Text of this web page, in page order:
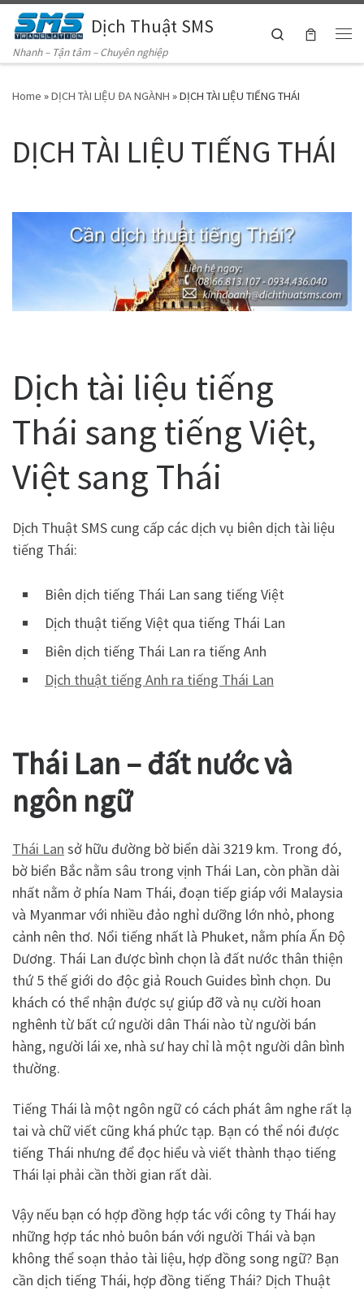
Skip to contentDịch Thuật SMS
Nhanh – Tận tâm – Chuyên nghiệp
Search
Home »DỊCH TÀI LIỆU ĐA NGÀNH »DỊCH TÀI LIỆU TIẾNG THÁI
DỊCH TÀI LIỆU TIẾNG THÁI
Dịch tài liệu tiếng
Thái sang tiếng Việt,
Việt sang Thái
Dịch Thuật SMS cung cấp các dịch vụ biên dịch tài liệu
tiếng Thái:
Biên dịch tiếng Thái Lan sang tiếng Việt
Dịch thuật tiếng Việt qua tiếng Thái Lan
Biên dịch tiếng Thái Lan ra tiếng Anh
Dịch thuật tiếng Anh ra tiếng Thái Lan
Thái Lan – đất nước và
ngôn ngữ
Thái Lan sở hữu đường bờ biển dài 3219 km. Trong đó,
bờ biển Bắc nằm sâu trong vịnh Thái Lan, còn phần dài
nhất nằm ở phía Nam Thái, đoạn tiếp giáp với Malaysia
và Myanmar với nhiều đảo nghỉ dưỡng lớn nhỏ, phong
cảnh nên thơ. Nổi tiếng nhất là Phuket, nằm phía Ấn Độ
Dương. Thái Lan được bình chọn là đất nước thân thiện
thứ 5 thế giới do độc giả Rouch Guides bình chọn. Du
khách có thể nhận được sự giúp đỡ và nụ cười hoan
nghênh từ bất cứ người dân Thái nào từ người bán
hàng, người lái xe, nhà sư hay chỉ là một người dân bình
thường.
Tiếng Thái là một ngôn ngữ có cách phát âm nghe rất lạ
tai và chữ viết cũng khá phức tạp. Bạn có thể nói được
tiếng Thái nhưng để đọc hiểu và viết thành thạo tiếng
Thái lại phải cần thời gian rất dài.
Vậy nếu bạn có hợp đồng hợp tác với công ty Thái hay
những hợp tác nhỏ buôn bán với người Thái và bạn
không thể soạn thảo tài liệu, hợp đồng song ngữ? Bạn
cần dịch tiếng Thái, hợp đồng tiếng Thái? Dịch Thuật